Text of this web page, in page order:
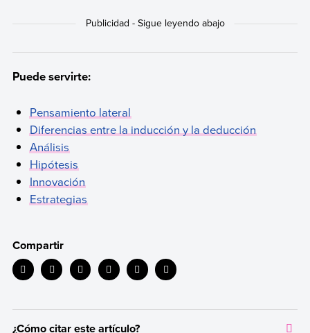
Puede servirte:
Pensamiento lateral
Diferencias entre la inducción y la deducción
Análisis
Hipótesis
Innovación
Estrategias
Compartir
¿Cómo citar este artículo?